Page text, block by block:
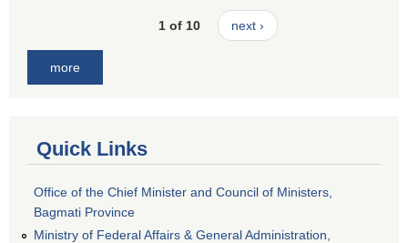
1 of 10 next ›
more
Quick Links
Office of the Chief Minister and Council of Ministers,
Bagmati Province
Ministry of Federal Affairs & General Administration,